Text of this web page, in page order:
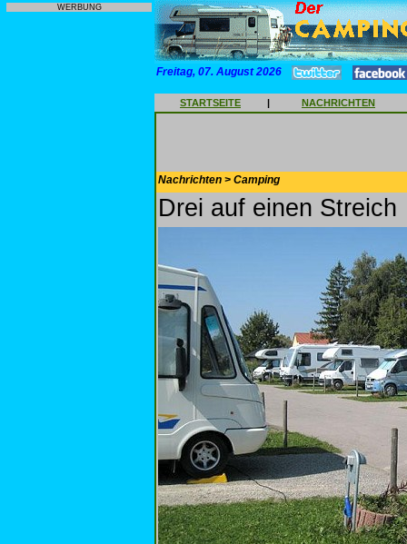
WERBUNG
Freitag, 07. August 2026
STARTSEITE | NACHRICHTEN
Nachrichten > Camping
Drei auf einen Streich